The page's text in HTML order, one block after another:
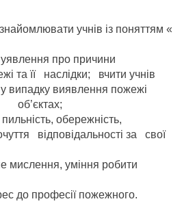
учнів із поняттям «
про причини
та її наслідки; вчити учнів
випадку виявлення пожежі
об’єктах;
обережність,
відповідальності за свої
мислення, уміння робити
до професії пожежного.